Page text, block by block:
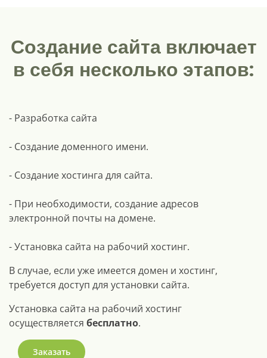
Создание сайта включает
в себя несколько этапов:
- Разработка сайта
- Создание доменного имени.
- Создание хостинга для сайта.
- При необходимости, создание адресов
электронной почты на домене.
- Установка сайта на рабочий хостинг.
В случае, если уже имеется домен и хостинг,
требуется доступ для установки сайта.
Установка сайта на рабочий хостинг
осуществляется бесплатно.
Заказать